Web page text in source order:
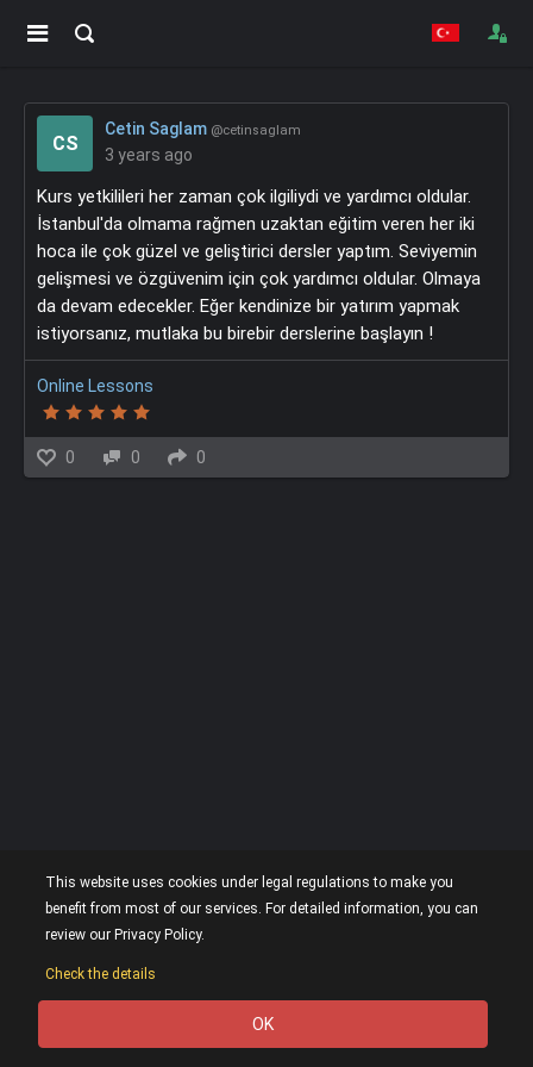
CS
Cetin Saglam @cetinsaglam
3 years ago
Kurs yetkilileri her zaman çok ilgiliydi ve yardımcı oldular.
İstanbul'da olmama rağmen uzaktan eğitim veren her iki
hoca ile çok güzel ve geliştirici dersler yaptım. Seviyemin
gelişmesi ve özgüvenim için çok yardımcı oldular. Olmaya
da devam edecekler. Eğer kendinize bir yatırım yapmak
istiyorsanız, mutlaka bu birebir derslerine başlayın !
Online Lessons
0 0 0
This website uses cookies under legal regulations to make you
benefit from most of our services. For detailed information, you can
review our Privacy Policy.
Check the details
OK